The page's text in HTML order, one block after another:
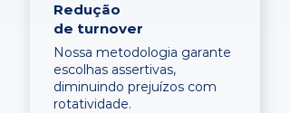
Redução
de turnover
Nossa metodologia garante
escolhas assertivas,
diminuindo prejuízos com
rotatividade.